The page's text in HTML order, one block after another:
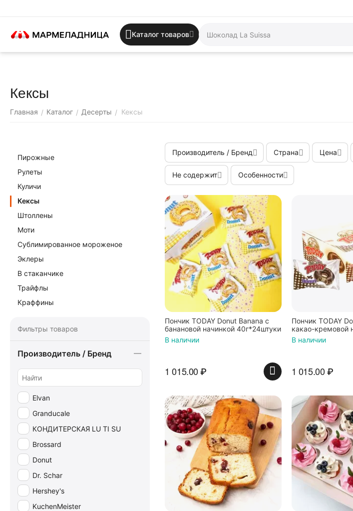
Каталог товаров
Кексы
Главная / Каталог / Десерты / Кексы
Производитель / Бренд Страна Цена
Не содержит Особенности
Пончик TODAY Donut Banana с
банановой начинкой 40г*24штуки
В наличии
1 015.00₽
Пончик TODAY
какао-кремовой
40г*24штуки
В наличии
1 015.00₽
Пирожные
Рулеты
Куличи
Кексы
Штоллены
Моти
Сублимированное мороженое
Эклеры
В стаканчике
Трайфлы
Краффины
Фильтры товаров
Производитель / Бренд
Elvan
Granducale
КОНДИТЕРСКАЯ LU TI SU
Brossard
Donut
Dr. Schar
Hershey's
KuchenMeister